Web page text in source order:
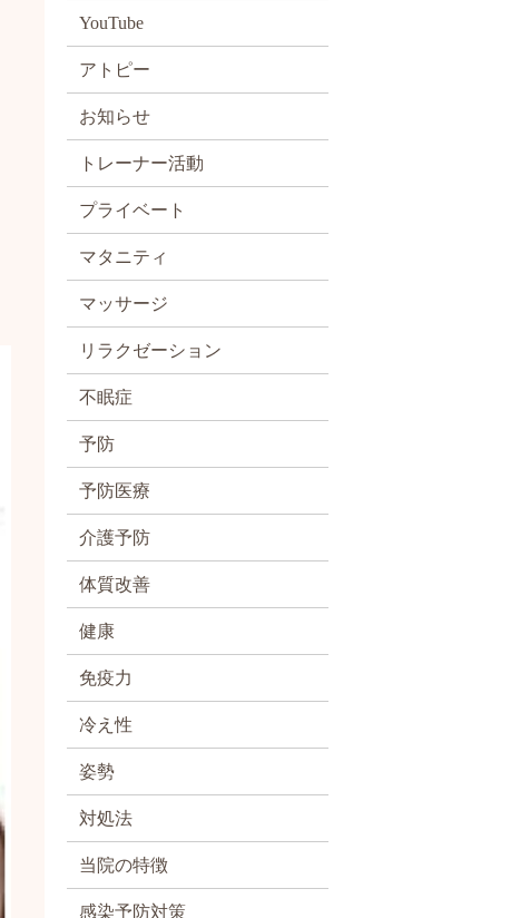
YouTube
アトピー
お知らせ
トレーナー活動
プライベート
マタニティ
マッサージ
リラクゼーション
不眠症
予防
予防医療
介護予防
体質改善
健康
免疫力
冷え性
姿勢
対処法
当院の特徴
感染予防対策